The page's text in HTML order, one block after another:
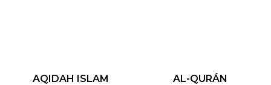
AQIDAH ISLAM
AL-QURÁN